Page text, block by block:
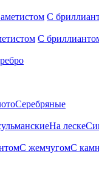
С
С
Серебряные
На леске
С жемчугомС